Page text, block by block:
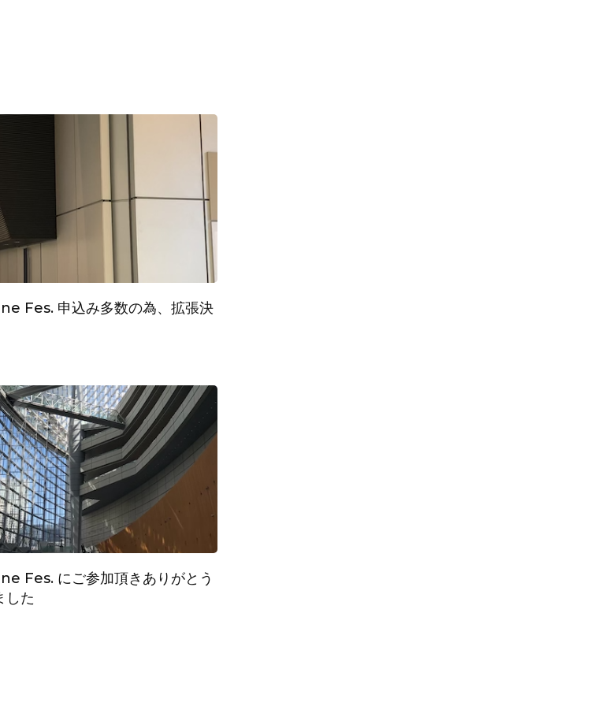
Fes. 申込み多数の為、拡張決
Fes. にご参加頂きありがとう
した